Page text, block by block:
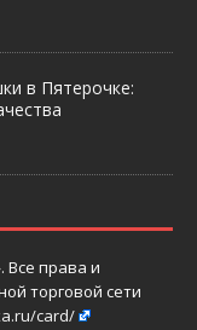
в Пятерочке:
Все права и
торговой сети
card/